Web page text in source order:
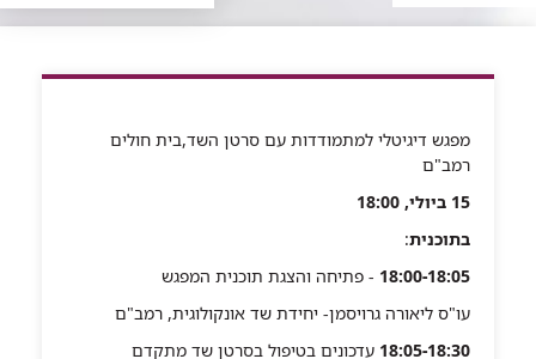
תפריט
מפגש דיגיטלי למתמודדות עם סרטן השד,בית חולים
רמב"ם
15 ביולי, 18:00
בתוכנית:
18:00-18:05 - פתיחה והצגת תוכנית המפגש
עו"ס ליאורה גרויסמן- יחידת שד אונקולוגית, רמב"ם
18:05-18:30 עדכונים בטיפול בסרטן שד מתקדם